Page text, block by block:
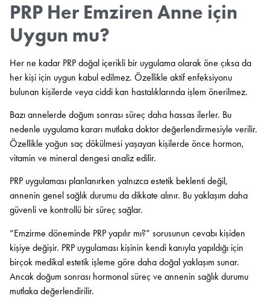
PRP Her Emziren Anne için
Uygun mu?
Her ne kadar PRP doğal içerikli bir uygulama olarak öne çıksa da
her kişi için uygun kabul edilmez. Özellikle aktif enfeksiyonu
bulunan kişilerde veya ciddi kan hastalıklarında işlem önerilmez.
Bazı annelerde doğum sonrası süreç daha hassas ilerler. Bu
nedenle uygulama kararı mutlaka doktor değerlendirmesiyle verilir.
Özellikle yoğun saç dökülmesi yaşayan kişilerde önce hormon,
vitamin ve mineral dengesi analiz edilir.
PRP uygulaması planlanırken yalnızca estetik beklenti değil,
annenin genel sağlık durumu da dikkate alınır. Bu yaklaşım daha
güvenli ve kontrollü bir süreç sağlar.
“Emzirme döneminde PRP yapılır mı?” sorusunun cevabı kişiden
kişiye değişir. PRP uygulaması kişinin kendi kanıyla yapıldığı için
birçok medikal estetik işleme göre daha doğal yaklaşım sunar.
Ancak doğum sonrası hormonal süreç ve annenin sağlık durumu
mutlaka değerlendirilir.